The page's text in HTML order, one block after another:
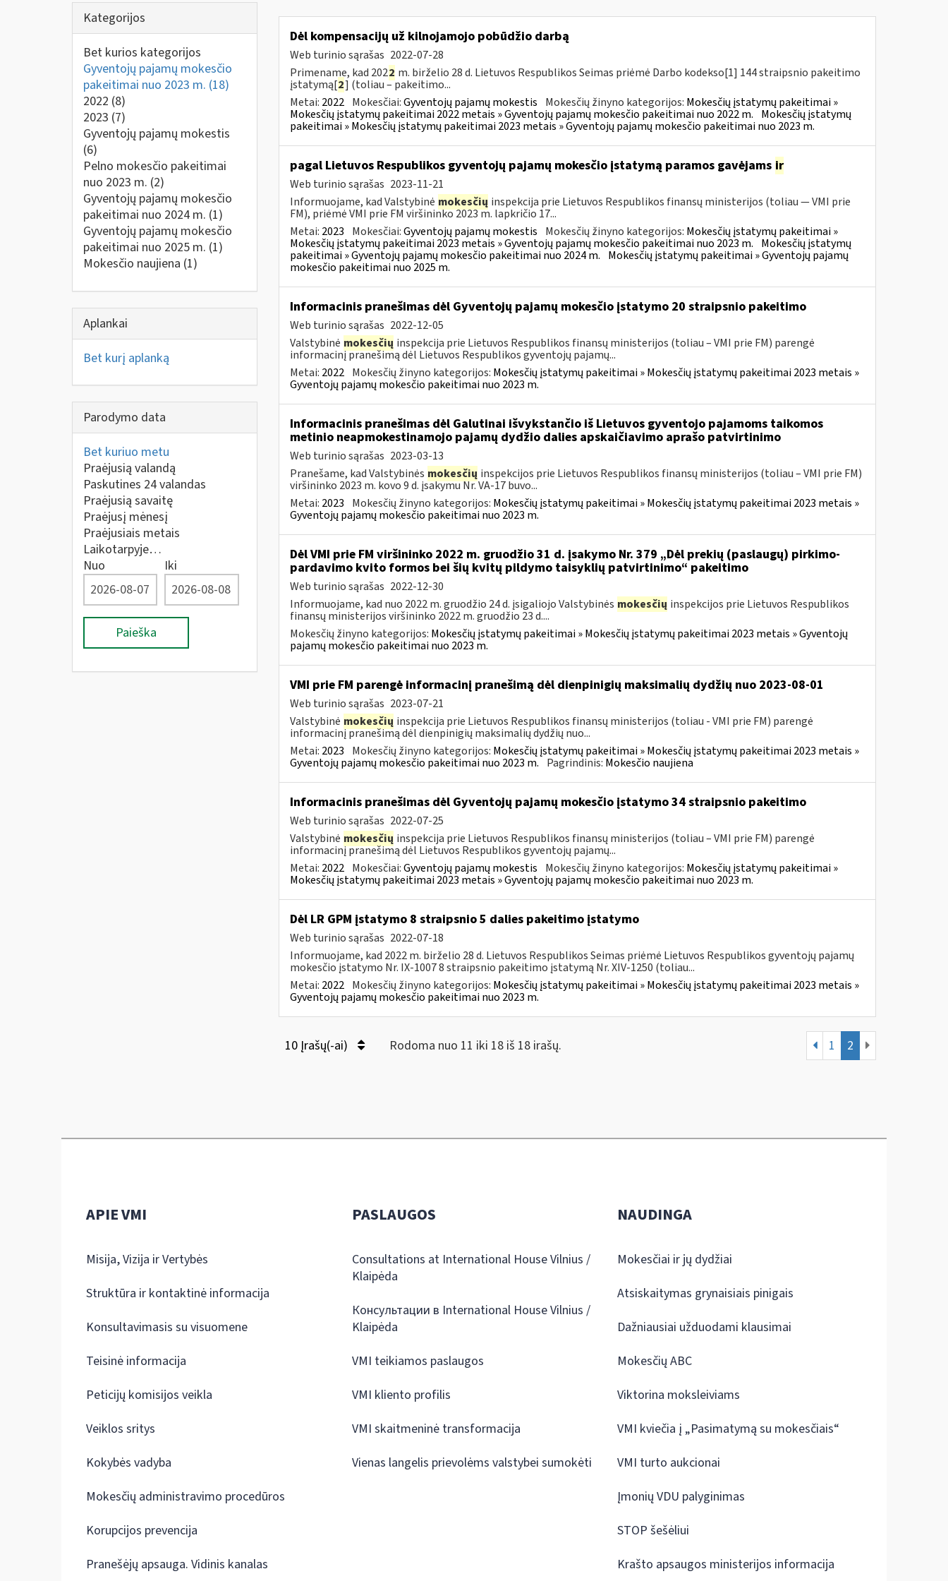
Kategorijos
Bet kurios kategorijos
Gyventojų pajamų mokesčio
pakeitimai nuo 2023 m. (18)
2022 (8)
2023 (7)
Gyventojų pajamų mokestis
(6)
Pelno mokesčio pakeitimai
nuo 2023 m. (2)
Gyventojų pajamų mokesčio
pakeitimai nuo 2024 m. (1)
Gyventojų pajamų mokesčio
pakeitimai nuo 2025 m. (1)
Mokesčio naujiena (1)
Aplankai
Bet kurį aplanką
Parodymo data
Bet kuriuo metu
Praėjusią valandą
Paskutines 24 valandas
Praėjusią savaitę
Praėjusį mėnesį
Praėjusiais metais
Laikotarpyje…
Nuo
Iki
Paieška
Dėl kompensacijų už kilnojamojo pobūdžio darbą
Web turinio sąrašas 2022-07-28
Primename, kad 2022 m. birželio 28 d. Lietuvos Respublikos Seimas priėmė Darbo kodekso[1] 144 straipsnio pakeitimo
įstatymą[2] (toliau – pakeitimo...
Metai: 2022 Mokesčiai:Gyventojų pajamų mokestis Mokesčių žinyno kategorijos: Mokesčių įstatymų pakeitimai »
Mokesčių įstatymų pakeitimai 2022 metais » Gyventojų pajamų mokesčio pakeitimai nuo 2022 m. Mokesčių įstatymų
pakeitimai » Mokesčių įstatymų pakeitimai 2023 metais » Gyventojų pajamų mokesčio pakeitimai nuo 2023 m.
pagal Lietuvos Respublikos gyventojų pajamų mokesčio įstatymą paramos gavėjams ir
Web turinio sąrašas 2023-11-21
Informuojame, kad Valstybinė mokesčių inspekcija prie Lietuvos Respublikos finansų ministerijos (toliau — VMI prie
FM), priėmė VMI prie FM viršininko 2023 m. lapkričio 17...
Metai: 2023 Mokesčiai:Gyventojų pajamų mokestis Mokesčių žinyno kategorijos: Mokesčių įstatymų pakeitimai »
Mokesčių įstatymų pakeitimai 2023 metais » Gyventojų pajamų mokesčio pakeitimai nuo 2023 m. Mokesčių įstatymų
pakeitimai » Gyventojų pajamų mokesčio pakeitimai nuo 2024 m. Mokesčių įstatymų pakeitimai » Gyventojų pajamų
mokesčio pakeitimai nuo 2025 m.
Informacinis pranešimas dėl Gyventojų pajamų mokesčio įstatymo 20 straipsnio pakeitimo
Web turinio sąrašas 2022-12-05
Valstybinė mokesčių inspekcija prie Lietuvos Respublikos finansų ministerijos (toliau – VMI prie FM) parengė
informacinį pranešimą dėl Lietuvos Respublikos gyventojų pajamų...
Metai: 2022 Mokesčių žinyno kategorijos: Mokesčių įstatymų pakeitimai » Mokesčių įstatymų pakeitimai 2023 metais »
Gyventojų pajamų mokesčio pakeitimai nuo 2023 m.
Informacinis pranešimas dėl Galutinai išvykstančio iš Lietuvos gyventojo pajamoms taikomos
metinio neapmokestinamojo pajamų dydžio dalies apskaičiavimo aprašo patvirtinimo
Web turinio sąrašas 2023-03-13
Pranešame, kad Valstybinės mokesčių inspekcijos prie Lietuvos Respublikos finansų ministerijos (toliau – VMI prie FM)
viršininko 2023 m. kovo 9 d. įsakymu Nr. VA-17 buvo...
Metai: 2023 Mokesčių žinyno kategorijos: Mokesčių įstatymų pakeitimai » Mokesčių įstatymų pakeitimai 2023 metais »
Gyventojų pajamų mokesčio pakeitimai nuo 2023 m.
Dėl VMI prie FM viršininko 2022 m. gruodžio 31 d. įsakymo Nr. 379 „Dėl prekių (paslaugų) pirkimo-
pardavimo kvito formos bei šių kvitų pildymo taisyklių patvirtinimo“ pakeitimo
Web turinio sąrašas 2022-12-30
Informuojame, kad nuo 2022 m. gruodžio 24 d. įsigaliojo Valstybinės mokesčių inspekcijos prie Lietuvos Respublikos
finansų ministerijos viršininko 2022 m. gruodžio 23 d....
Mokesčių žinyno kategorijos: Mokesčių įstatymų pakeitimai » Mokesčių įstatymų pakeitimai 2023 metais » Gyventojų
pajamų mokesčio pakeitimai nuo 2023 m.
VMI prie FM parengė informacinį pranešimą dėl dienpinigių maksimalių dydžių nuo 2023-08-01
Web turinio sąrašas 2023-07-21
Valstybinė mokesčių inspekcija prie Lietuvos Respublikos finansų ministerijos (toliau - VMI prie FM) parengė
informacinį pranešimą dėl dienpinigių maksimalių dydžių nuo...
Metai: 2023 Mokesčių žinyno kategorijos: Mokesčių įstatymų pakeitimai » Mokesčių įstatymų pakeitimai 2023 metais »
Gyventojų pajamų mokesčio pakeitimai nuo 2023 m. Pagrindinis: Mokesčio naujiena
Informacinis pranešimas dėl Gyventojų pajamų mokesčio įstatymo 34 straipsnio pakeitimo
Web turinio sąrašas 2022-07-25
Valstybinė mokesčių inspekcija prie Lietuvos Respublikos finansų ministerijos (toliau – VMI prie FM) parengė
informacinį pranešimą dėl Lietuvos Respublikos gyventojų pajamų...
Metai: 2022 Mokesčiai:Gyventojų pajamų mokestis Mokesčių žinyno kategorijos: Mokesčių įstatymų pakeitimai »
Mokesčių įstatymų pakeitimai 2023 metais » Gyventojų pajamų mokesčio pakeitimai nuo 2023 m.
Dėl LR GPM įstatymo 8 straipsnio 5 dalies pakeitimo įstatymo
Web turinio sąrašas 2022-07-18
Informuojame, kad 2022 m. birželio 28 d. Lietuvos Respublikos Seimas priėmė Lietuvos Respublikos gyventojų pajamų
mokesčio įstatymo Nr. IX-1007 8 straipsnio pakeitimo įstatymą Nr. XIV-1250 (toliau...
Metai: 2022 Mokesčių žinyno kategorijos: Mokesčių įstatymų pakeitimai » Mokesčių įstatymų pakeitimai 2023 metais »
Gyventojų pajamų mokesčio pakeitimai nuo 2023 m.
10 Įrašų(-ai) Rodoma nuo 11 iki 18 iš 18 irašų. 1 2
APIE VMI
Misija, Vizija ir Vertybės
Struktūra ir kontaktinė informacija
Konsultavimasis su visuomene
Teisinė informacija
Peticijų komisijos veikla
Veiklos sritys
Kokybės vadyba
Mokesčių administravimo procedūros
Korupcijos prevencija
Pranešėjų apsauga. Vidinis kanalas
PASLAUGOS
Consultations at International House Vilnius /
Klaipėda
Консультации в International House Vilnius /
Klaipėda
VMI teikiamos paslaugos
VMI kliento profilis
VMI skaitmeninė transformacija
Vienas langelis prievolėms valstybei sumokėti
NAUDINGA
Mokesčiai ir jų dydžiai
Atsiskaitymas grynaisiais pinigais
Dažniausiai užduodami klausimai
Mokesčių ABC
Viktorina moksleiviams
VMI kviečia į „Pasimatymą su mokesčiais“
VMI turto aukcionai
Įmonių VDU palyginimas
STOP šešėliui
Krašto apsaugos ministerijos informacija